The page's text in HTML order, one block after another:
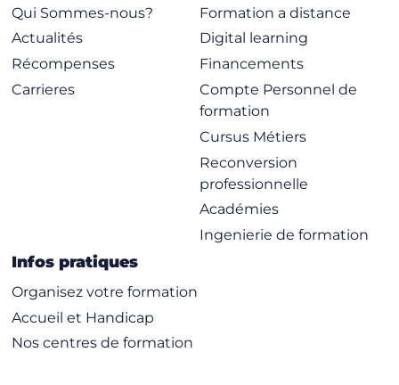
Qui Sommes-nous?
Actualités
Récompenses
Carrieres
Formation a distance
Digital learning
Financements
Compte Personnel de
formation
Cursus Métiers
Reconversion
professionnelle
Académies
Ingenierie de formation
Infos pratiques
Organisez votre formation
Accueil et Handicap
Nos centres de formation